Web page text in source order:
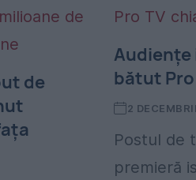
de
Audiențe
bătut Pro
2
Postul de
premieră